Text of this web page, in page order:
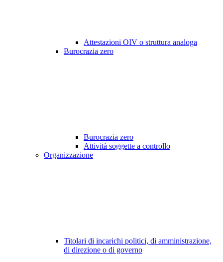
Attestazioni OIV o struttura analoga
Burocrazia zero
Burocrazia zero
Attività soggette a controllo
Organizzazione
Titolari di incarichi politici, di amministrazione,
di direzione o di governo